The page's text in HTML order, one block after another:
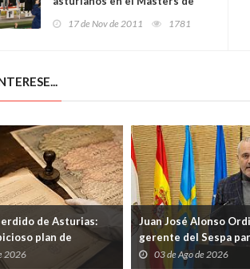
esgrima
17 de Nov de 2011 1781
de Asturias:
plan de
que la guerra
2026
Juan José Alonso
gerente del Sespa
etapa marcada por el
03 de Ago de 2026